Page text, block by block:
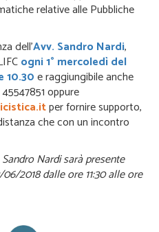
relative alle Pubbliche
dell’Avv. Sandro Nardi,
ogni 1° mercoledì del
10.30e raggiungibile anche
oppure
per fornire supporto,
che con un incontro
Nardi sarà presente
2018 dalle ore 11:30 alle ore